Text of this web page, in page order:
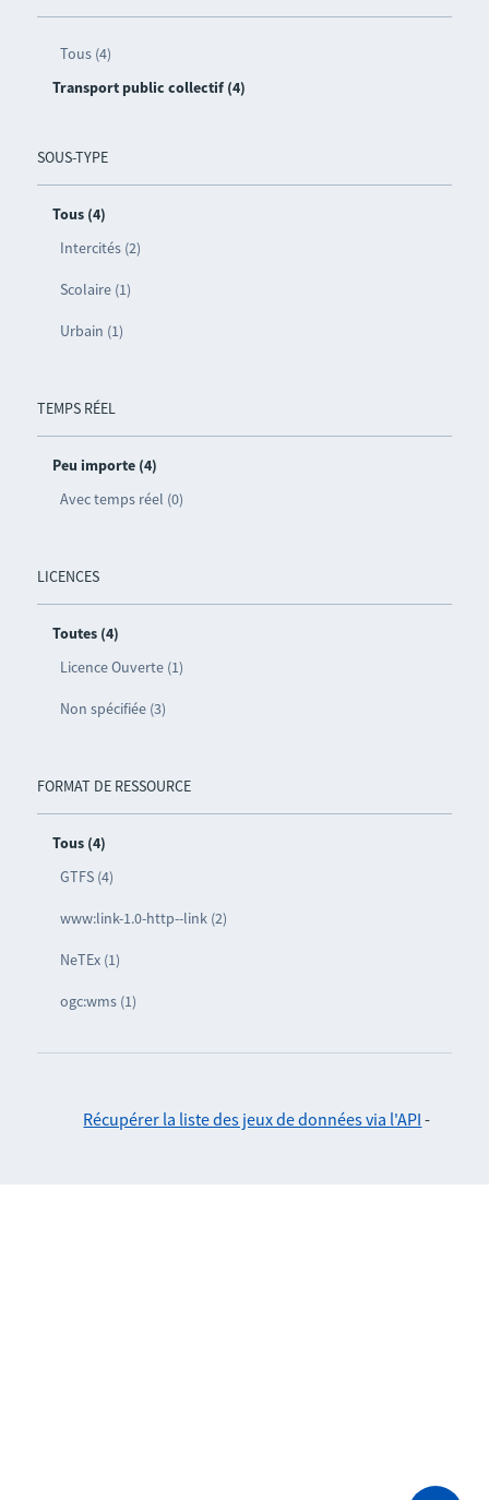
Tous (4)
Transport public collectif (4)
SOUS-TYPE
Tous (4)
Intercités (2)
Scolaire (1)
Urbain (1)
TEMPS RÉEL
Peu importe (4)
Avec temps réel (0)
LICENCES
Toutes (4)
Licence Ouverte (1)
Non spécifiée (3)
FORMAT DE RESSOURCE
Tous (4)
GTFS (4)
www:link-1.0-http--link (2)
NeTEx (1)
ogc:wms (1)
Récupérer la liste des jeux de données via l'API -